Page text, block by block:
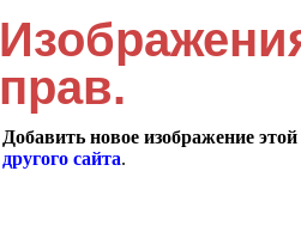
прав.
Добавить новое изображение
другого сайта.